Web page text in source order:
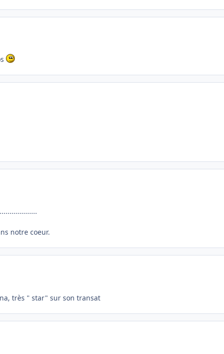
notre coeur.
très " star" sur son transat